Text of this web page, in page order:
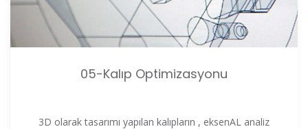
05-Kalıp Optimizasyonu
3D olarak tasarımı yapılan kalıpların , eksenAL analiz